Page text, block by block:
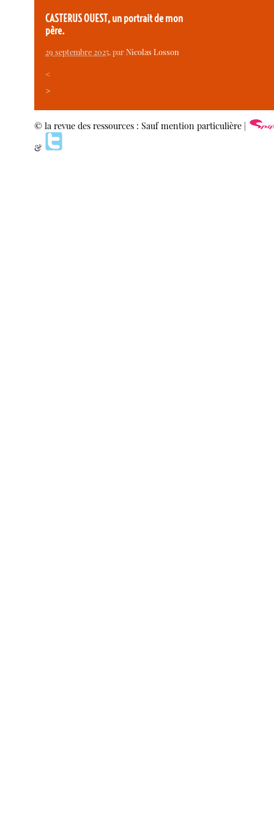
CASTERUS OUEST, un portrait de mon
père.
29 septembre 2025, parNicolas Losson
<
>
© la revue des ressources : Sauf mention particulière |
&